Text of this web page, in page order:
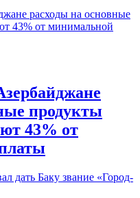
продукты
43% от